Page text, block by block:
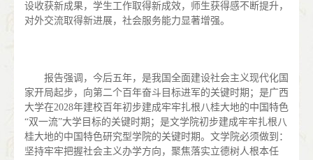
设收获新成果，学生工作取得新成效，师生获得感不断提升，
对外交流取得新进展，社会服务能力显著增强。
报告强调，今后五年，是我国全面建设社会主义现代化国
家开局起步，向第二个百年奋斗目标进军的关键时期；是广西
大学在2028年建校百年初步建成牢牢扎根八桂大地的中国特色
“双一流”大学目标的关键时期；是文学院初步建成牢牢扎根八
桂大地的中国特色研究型学院的关键时期。文学院必须做到：
坚持牢牢把握社会主义办学方向，聚焦落实立德树人根本任